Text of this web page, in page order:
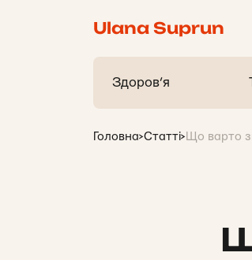
Ulana Suprun
Здоров’я
Головна>Статті> Що варто